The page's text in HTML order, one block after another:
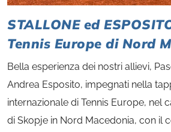
STALLONE ed
Tennis Europe di Nord
Bella esperienza dei nostri allievi,
Andrea Esposito, impegnati nella
internazionale di Tennis Europe, nel
di Skopje in Nord Macedonia, con il